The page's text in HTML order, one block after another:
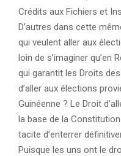
Crédits aux Fichiers et
D’autres dans cette
qui veulent aller aux
loin de s’imaginer qu’en
qui garantit les Droits
d’aller aux élections
Guinéenne ? Le Droit
la base de la
tacite d’enterrer
Puisque les uns ont le